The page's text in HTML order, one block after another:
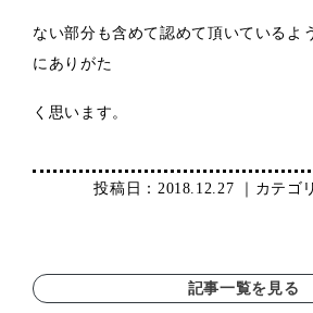
ない部分も含めて認めて頂いているよ
にありがた
く思います。
投稿日：2018.12.27 ｜カテゴ
記事一覧を見る